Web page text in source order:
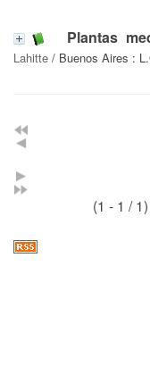
Plantas
Lahitte / Buenos Aires :
(1 - 1 / 1)